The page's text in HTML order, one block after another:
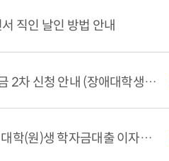
직인 날인 방법 안내
2026-2학기 국가근로장학금 2차 신청 안내 (장애대학생도우미 및 동계방학 교외 집중근로 희망자에 ...
2026년 하반기 울산광역시 대학(원)생 학자금대출 이자지원 사업 안내